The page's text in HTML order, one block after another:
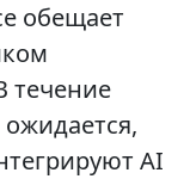
обещает
течение
AI